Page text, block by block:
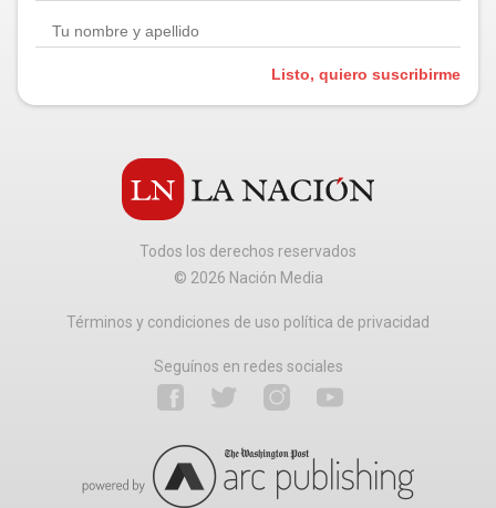
Listo, quiero suscribirme
Todos los derechos reservados
© 2026 Nación Media
Términos y condiciones de uso política de privacidad
Seguínos en redes sociales